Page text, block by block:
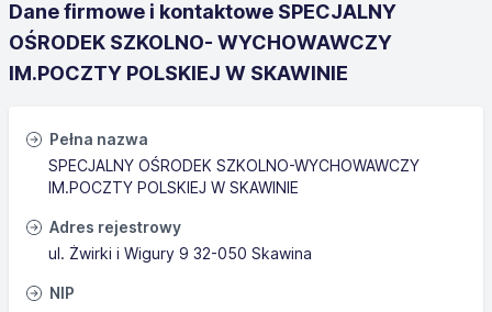
Dane firmowe i kontaktowe SPECJALNY
OŚRODEK SZKOLNO- WYCHOWAWCZY
IM.POCZTY POLSKIEJ W SKAWINIE
Pełna nazwa
SPECJALNY OŚRODEK SZKOLNO-WYCHOWAWCZY
IM.POCZTY POLSKIEJ W SKAWINIE
Adres rejestrowy
ul. Żwirki i Wigury 9 32-050 Skawina
NIP